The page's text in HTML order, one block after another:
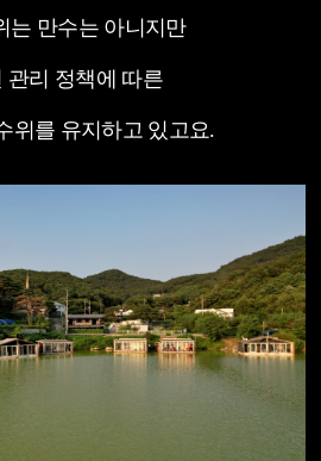
는 만수는 아니지만
관리 정책에 따른
위를 유지하고 있고요.